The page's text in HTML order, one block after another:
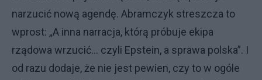
narzucić nową agendę. Abramczyk streszcza to
wprost: „A inna narracja, którą próbuje ekipa
rządowa wrzucić… czyli Epstein, a sprawa polska”. I
od razu dodaje, że nie jest pewien, czy to w ogóle